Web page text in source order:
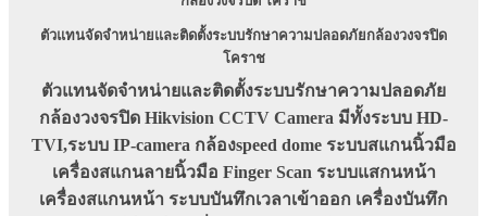
ตัวแทนจัดจำหน่ายและติดตั้งระบบรักษาความปลอดภัยกล้องวงจรปิด
โคราช
ตัวแทนจัดจำหน่ายและติดตั้งระบบรักษาความปลอดภัย
กล้องวงจรปิด Hikvision CCTV Camera มีทั้งระบบ HD-
TVI,ระบบ IP-camera กล้องspeed dome ระบบสแกนนิ้วมือ
เครื่องสแกนลายนิ้วมือ Finger Scan ระบบแสกนหน้า
เครื่องสแกนหน้า ระบบบันทึกเวลาเข้าออก เครื่องบันทึก